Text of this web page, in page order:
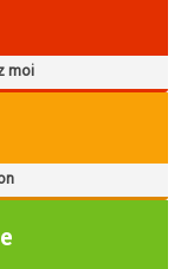
moi